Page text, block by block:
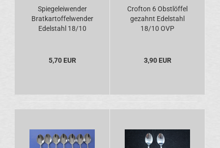
Spiegeleiwender
Bratkartoffelwender
Edelstahl 18/10
5,70 EUR
Crofton 6 Obstlöffel
gezahnt Edelstahl
18/10 OVP
3,90 EUR